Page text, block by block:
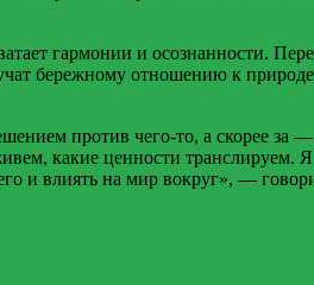
гармонии и осознанности.
бережному отношению к
против чего-то, а скорее за
какие ценности транслируем.
и влиять на мир вокруг», —